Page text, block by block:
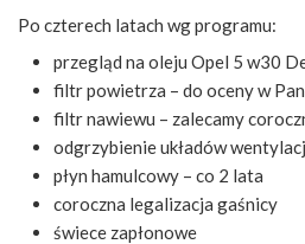
Po czterech latach wg programu:
przegląd na oleju Opel 5 w30
filtr powietrza – do oceny w
filtr nawiewu – zalecamy
odgrzybienie układów
płyn hamulcowy – co 2 lata
coroczna legalizacja gaśnicy
świece zapłonowe